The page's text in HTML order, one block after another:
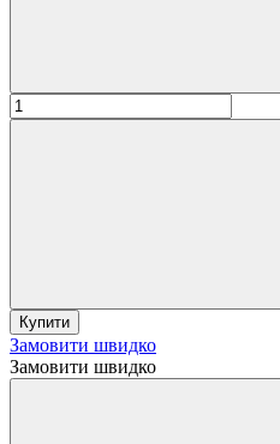
Купити
Замовити швидко
Замовити швидко